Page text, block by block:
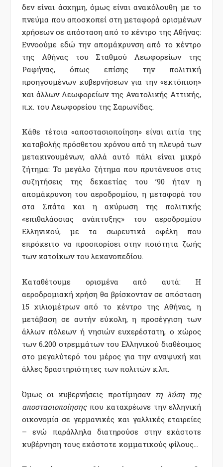
δεν είναι άσχημη, όμως είναι ανακόλουθη με το
πνεύμα που αποσκοπεί στη μεταφορά ορισμένων
χρήσεων σε απόσταση από το κέντρο της Αθήνας:
Εννοούμε εδώ την απομάκρυνση από το κέντρο
της Αθήνας του Σταθμού Λεωφορείων της
Ραφήνας, όπως επίσης την πολιτική
προηγουμένων κυβερνήσεων για την «εκτόπιση»
και άλλων Λεωφορείων της Ανατολικής Αττικής,
π.χ. του Λεωφορείου της Σαρωνίδας.
Κάθε τέτοια «αποστασιοποίηση» είναι αιτία της
καταβολής πρόσθετου χρόνου από τη πλευρά των
μετακινουμένων, αλλά αυτό πάλι είναι μικρό
ζήτημα: Το μεγάλο ζήτημα που πρυτάνευσε στις
συζητήσεις της δεκαετίας του ’90 ήταν η
απομάκρυνση του αεροδρομίου, η μεταφορά του
στα Σπάτα και η ακύρωση της πολιτικής
«επιθαλάσσιας ανάπτυξης» του αεροδρομίου
Ελληνικού, με τα σωρευτικά οφέλη που
επρόκειτο να προσπορίσει στην ποιότητα ζωής
των κατοίκων του λεκανοπεδίου.
Καταθέτουμε ορισμένα από αυτά: Η
αεροδρομιακή χρήση θα βρίσκονταν σε απόσταση
15 χιλιομέτρων από το κέντρο της Αθήνας, η
μετάβαση σε αυτήν εύκολη, η προσέγγιση των
άλλων πόλεων ή νησιών ευχερέστατη, ο χώρος
των 6.200 στρεμμάτων του Ελληνικού διαθέσιμος
στο μεγαλύτερό του μέρος για την αναψυχή και
άλλες δραστηριότητες των πολιτών κ.λπ.
Όμως οι κυβερνήσεις προτίμησαν τη λύση της
αποστασιοποίησηςπου καταχρέωνε την ελληνική
οικονομία σε γερμανικές και γαλλικές εταιρείες
– ενώ παράλληλα διατηρούσε στην εκάστοτε
κυβέρνηση τους εκάστοτε κομματικούς φίλους…